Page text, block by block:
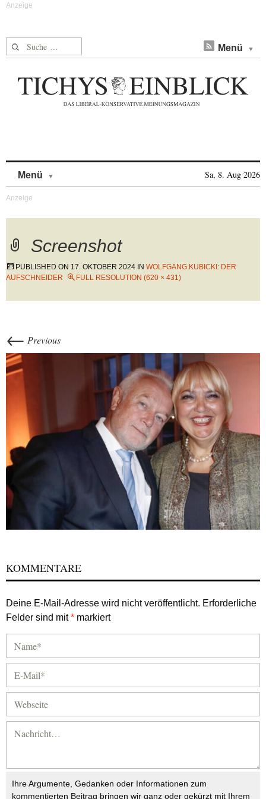
Suche nach: Menü
Menü Sa, 8. Aug 2026
Screenshot
PUBLISHED ON 17. OKTOBER 2024 IN WOLFGANG KUBICKI: DER
AUFSCHNEIDER
FULL RESOLUTION (620 × 431)
← Previous
KOMMENTARE
Deine E-Mail-Adresse wird nicht veröffentlicht. Erforderliche
Felder sind mit* markiert
Ihre Argumente, Gedanken oder Informationen zum
kommentierten Beitrag bringen wir ganz oder gekürzt mit Ihrem